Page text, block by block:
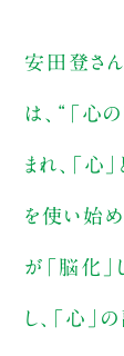
安田登さん
は、“「心
まれ、「心
を使い始め
が「脳化」
し、「心」